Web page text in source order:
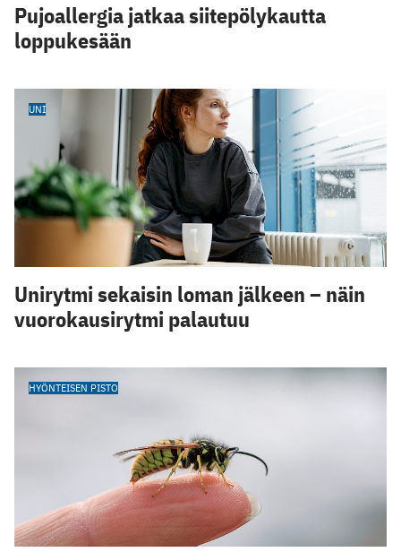
Pujoallergia jatkaa siitepölykautta
loppukesään
UNI
Unirytmi sekaisin loman jälkeen – näin
vuorokausirytmi palautuu
HYÖNTEISEN PISTO